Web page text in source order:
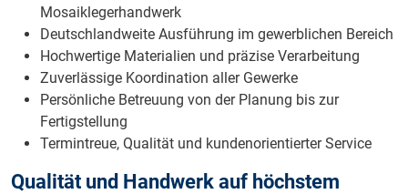
Mosaiklegerhandwerk
Deutschlandweite Ausführung im gewerblichen Bereich
Hochwertige Materialien und präzise Verarbeitung
Zuverlässige Koordination aller Gewerke
Persönliche Betreuung von der Planung bis zur
Fertigstellung
Termintreue, Qualität und kundenorientierter Service
Qualität und Handwerk auf höchstem